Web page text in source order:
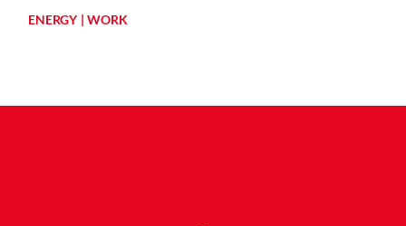
ENERGY WORK